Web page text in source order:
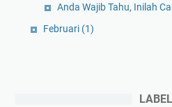
Anda Wajib Tahu, Inilah
Februari (1)
LABEL